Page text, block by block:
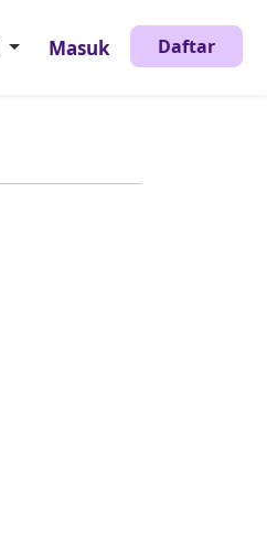
Masuk Daftar